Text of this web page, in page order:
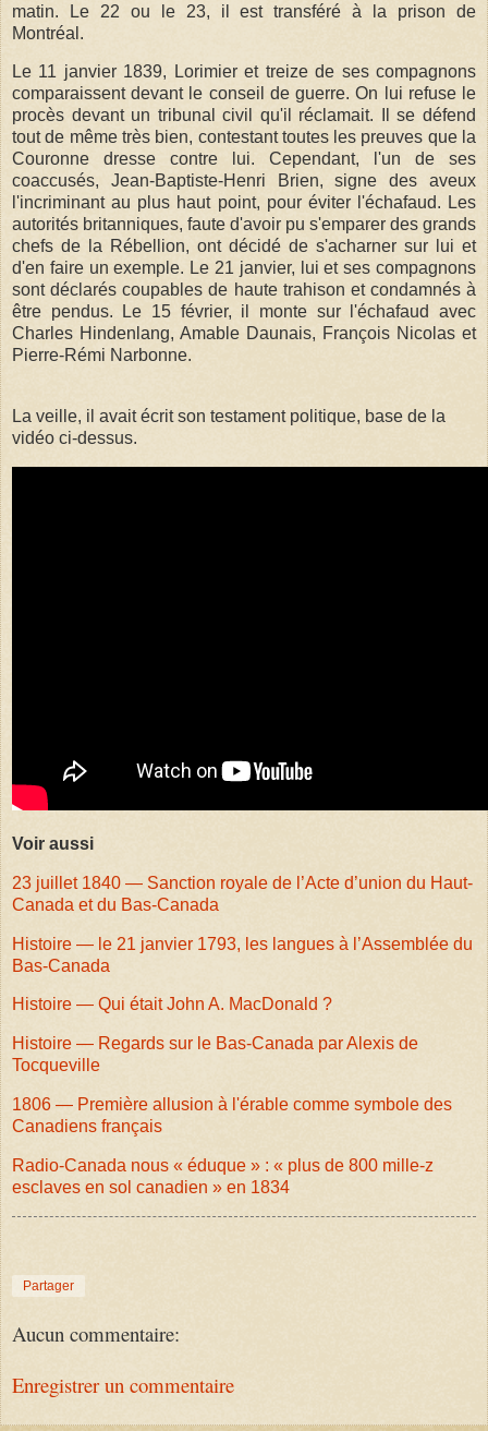
matin. Le 22 ou le 23, il est transféré à la prison de
Montréal.
Le 11 janvier 1839, Lorimier et treize de ses compagnons
comparaissent devant le conseil de guerre. On lui refuse le
procès devant un tribunal civil qu'il réclamait. Il se défend
tout de même très bien, contestant toutes les preuves que la
Couronne dresse contre lui. Cependant, l'un de ses
coaccusés, Jean-Baptiste-Henri Brien, signe des aveux
l'incriminant au plus haut point, pour éviter l'échafaud. Les
autorités britanniques, faute d'avoir pu s'emparer des grands
chefs de la Rébellion, ont décidé de s'acharner sur lui et
d'en faire un exemple. Le 21 janvier, lui et ses compagnons
sont déclarés coupables de haute trahison et condamnés à
être pendus. Le 15 février, il monte sur l'échafaud avec
Charles Hindenlang, Amable Daunais, François Nicolas et
Pierre-Rémi Narbonne.
La veille, il avait écrit son testament politique, base de la
vidéo ci-dessus.
Voir aussi
23 juillet 1840 — Sanction royale de l’Acte d’union du Haut-
Canada et du Bas-Canada
Histoire — le 21 janvier 1793, les langues à l’Assemblée du
Bas-Canada
Histoire — Qui était John A. MacDonald ?
Histoire — Regards sur le Bas-Canada par Alexis de
Tocqueville
1806 — Première allusion à l'érable comme symbole des
Canadiens français
Radio-Canada nous « éduque » : « plus de 800 mille-z
esclaves en sol canadien » en 1834
Partager
Aucun commentaire:
Enregistrer un commentaire